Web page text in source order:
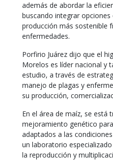
además de abordar la
buscando integrar opciones
producción más sostenible
enfermedades.
Porfirio Juárez dijo que el
Morelos es líder nacional y
estudio, a través de
manejo de plagas y
su producción,
En el área de maíz, se está
mejoramiento genético
adaptados a las
un laboratorio
la reproducción y